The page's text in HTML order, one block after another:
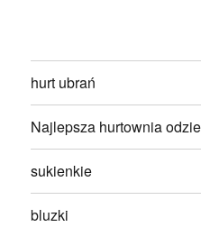
hurt ubrań
Najlepsza hurtownia
sukienkie
bluzki